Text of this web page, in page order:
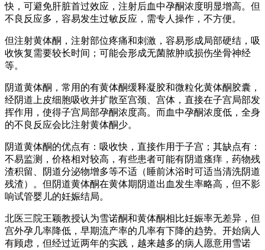
快，可避免肝脏首过效应，注射后血中孕酮浓度明显增高。但
不良反应多，容易发生过敏反应，需专人操作，不方便。
但注射黄体酮，注射部位疼痛和刺激，容易形成局部硬结，吸
收恢复需要较长时间；可能会形成无菌脓肿或损伤坐骨神经
等。
阴道黄体酮，常用的有黄体酮缓释凝胶和微粒化黄体酮胶囊，
经阴道上皮细胞吸收并扩散至宫颈、宫体，直接在子宫局部发
挥作用，使得子宫局部孕酮浓度高。而血中孕酮浓度低，全身
的不良反应会比注射黄体酮少。
阴道黄体酮的优点有：吸收快，直接作用于子宫；其缺点有：
不易监测，价格相对较高，有些患者可能有阴道瘙痒，药物残
渣积留、阴道分泌物增多等不适（睡前沐浴时可适当清洗阴道
残渣）。但阴道黄体酮在黄体期阴道出血发生率略高，但不影
响试管婴儿的妊娠结局。
北医三院王颖教授认为雪诺酮和黄体酮相比妊娠率无差异，但
宫外孕几率降低，早期流产率的几率有下降的趋势。开始病人
有顾虑，但经过近两年的实践，越来越多的病人愿意用雪诺